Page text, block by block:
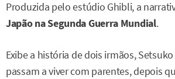
Produzida pelo estúdio Ghibli, a
Japão na Segunda Guerra Mundial.
Exibe a história de dois irmãos,
passam a viver com parentes, depois